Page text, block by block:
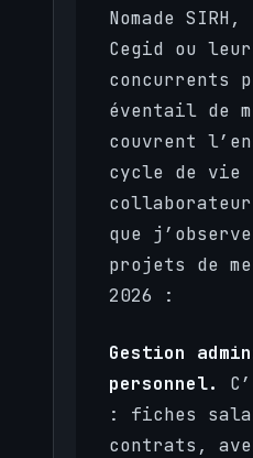
Nomade
Cegid ou
concurrents
éventail de
couvrent
cycle de vie
que
projets de
2026 :
Gestion
personnel.
: fiches
contrats,